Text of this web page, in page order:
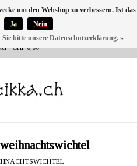
CH | INT. VERSAND ÜBER
- CHF 0,00
um den Webshop zu verbessern. Ist das
Ja
Nein
bitte unsere Datenschutzerklärung. »